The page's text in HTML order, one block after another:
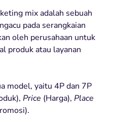
mix adalah sebuah
pada serangkaian
oleh perusahaan untuk
produk atau layanan
model, yaitu 4P dan 7P
Price (Harga), Place